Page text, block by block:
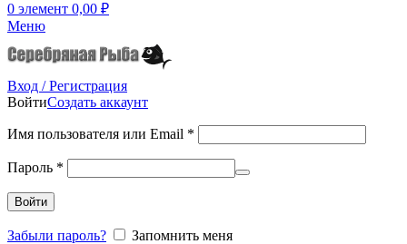
0 элемент 0,00 ₽
Меню
Вход / Регистрация
ВойтиСоздать аккаунт
Имя пользователя или Email *
Пароль *
Войти
Забыли пароль?
Запомнить меня